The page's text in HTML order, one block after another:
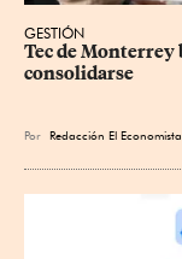
GESTIÓN
Tec de Monterrey
consolidarse
Por Redacción El Economista